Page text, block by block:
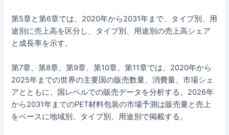
第5章と第6章では、2020年から2031年まで、タイプ別、用
途別に売上高を区分し、タイプ別、用途別の売上高シェア
と成長率を示す。
第7章、第8章、第9章、第10章、第11章では、2020年から
2025年までの世界の主要国の販売数量、消費量、市場シェ
アとともに、国レベルでの販売データを分析する。2026年
から2031年までのPET材料包装の市場予測は販売量と売上
をベースに地域別、タイプ別、用途別で掲載する。